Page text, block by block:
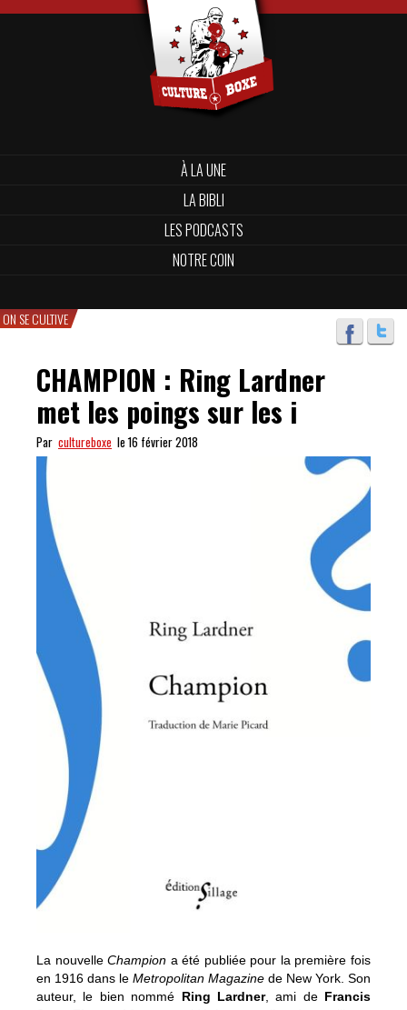
À LA UNE
LA BIBLI
LES PODCASTS
NOTRE COIN
ON SE CULTIVE
CHAMPION : Ring Lardner
met les poings sur les i
Par cultureboxe le 16 février 2018
La nouvelleChampion a été publiée pour la première fois
en 1916 dans le Metropolitan Magazine de New York. Son
auteur, le bien nommé Ring Lardner, ami de Francis